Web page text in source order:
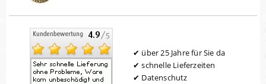
über 25 Jahre für Sie da
schnelle Lieferzeiten
Datenschutz